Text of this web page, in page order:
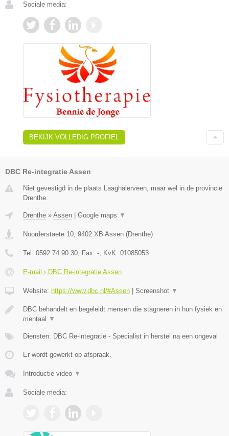
Sociale media:
BEKIJK VOLLEDIG PROFIEL
DBC Re-integratie Assen
Niet gevestigd in de plaats Laaghalerveen, maar wel in de provincie
Drenthe.
Drenthe » Assen Google maps ▼
Noorderstaete 10 9402 XB Assen (Drenthe)
Tel: 0592 74 90 30 , Fax: - , KvK: 01085053
E-mail › DBC Re-integratie Assen
Website: https://www.dbc.nl/#Assen Screenshot ▼
DBC behandelt en begeleidt mensen die stagneren in hun fysiek en
mentaal
▼
Diensten: DBC Re-integratie - Specialist in herstel na een ongeval
Er wordt gewerkt op afspraak.
Introductie video ▼
Sociale media: